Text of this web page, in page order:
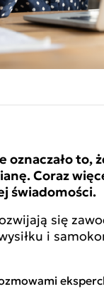
oznaczało to,
Coraz
świadomości.
się
i